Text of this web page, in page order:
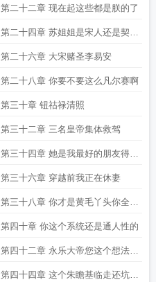
泪
第二十二章 现在起这些都是朕的了
第二十四章 苏姐姐是宋人还是契丹
人
第二十六章 大宋赌圣李易安
第二十八章 你要不要这么凡尔赛啊
第三十章 钮祜禄清照
第三十二章 三名皇帝集体救驾
第三十四章 她是我最好的朋友得加
钱
第三十六章 穿越前我正在休妻
第三十八章 你才是黄毛丫头你全家
都是黄毛丫头
第四十章 你这个系统还是通人性的
第四十二章 永乐大帝您这个想法很
刑
第四十四章 这个朱瞻基临走还坑我